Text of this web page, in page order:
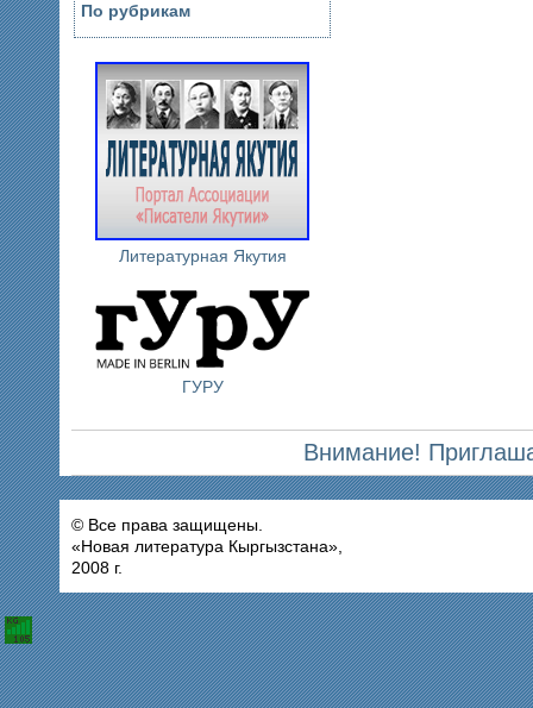
По рубрикам
Литературная Якутия
ГУРУ
Внимание!
© Все права защищены.
«Новая литература Кыргызстана»,
2008 г.